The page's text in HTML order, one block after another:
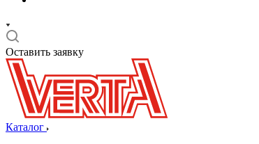
Оставить заявку
Каталог